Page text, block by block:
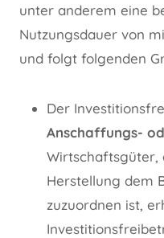
unter anderem eine
Nutzungsdauer von
und folgt folgenden
Der
Anschaffungs-
Wirtschaftsgüter,
Herstellung dem
zuzuordnen ist,